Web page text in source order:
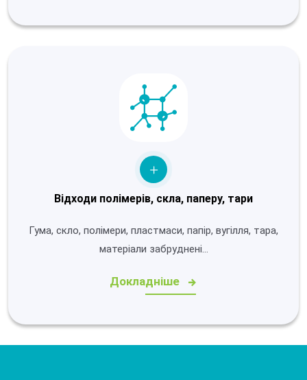
Відходи полімерів, скла, паперу, тари
Гума, скло, полімери, пластмаси, папір, вугілля, тара,
матеріали забруднені…
Докладніше